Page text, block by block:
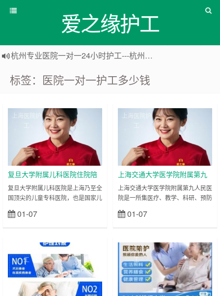
爱之缘护工
杭州专业医院一对一24小时护工---杭州爱之缘护工 18202153150
上海住家一对一护工---上海爱之缘护工 18202153150
标签：医院一对一护工多少钱
上海医院护
复旦大学附属儿科医院住院陪
护陪诊-医院护工服务
复旦大学附属儿科医院是上海乃至全
国顶尖的儿童专科医院，也是国家儿
科、罕见病诊治、新生儿重症监护等
领域具备强大的医疗实力，承担着各
重症儿童的救治任务。儿童患者由于
年龄小、表达能力弱，且对医院环境
易产生恐惧心理，护理工作不仅需要
专业的技能，更需要足够的耐心与爱
心，其护理难度远高于成人患者。比
01-07
上海医院护
上海交通大学医学院附属第九
人民医院住院陪护陪诊-医院护
工服务
上海交通大学医学院附属第九人民医
院是一所集医疗、教学、科研、预防
腔科、眼科、整形外科为核心特色，
其中口腔科是国家临床重点专科，在
等领域处于国内领先水平；整形外科
更是被誉为“中国整形外科的摇篮”，
在整形美容、畸形修复等方面享有国
际声誉；眼科在白内障、青光眼、眼
底病等诊治方面也具备强大的医疗实
01-07
工
上海医院护
工